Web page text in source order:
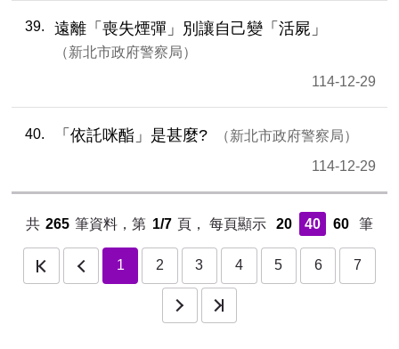
39 遠離「喪失煙彈」別讓自己變「活屍」
新北市政府警察局
114-12-29
40 「依託咪酯」是甚麼?
新北市政府警察局
114-12-29
共 265 筆資料，第 1/7 頁，每頁顯示 20 40 60 筆
1 2 3 4 5 6 7